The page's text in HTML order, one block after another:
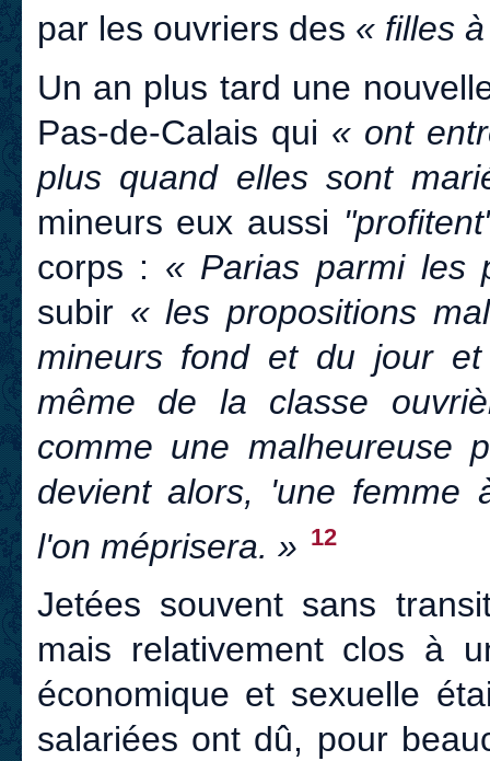
par les ouvriers des « filles
Un an plus tard une
Pas-de-Calais qui « ont
plus quand elles sont
mineurs eux aussi
corps : « Parias parmi les
subir « les propositions
mineurs fond et du jour
même de la classe
comme une malheureuse
devient alors, 'une femme
l'on méprisera. » 12
Jetées souvent sans
mais relativement clos à
économique et sexuelle
salariées ont dû, pour